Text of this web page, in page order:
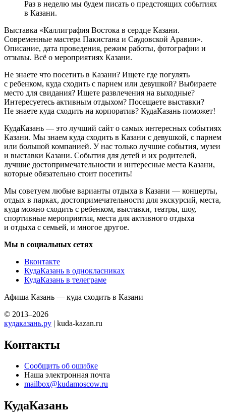
Раз в неделю мы будем писать о предстоящих событиях
в Казани.
Выставка «Каллиграфия Востока в сердце Казани.
Современные мастера Пакистана и Саудовской Аравии».
Описание, дата проведения, режим работы, фотографии и
отзывы. Всё о мероприятиях Казани.
Не знаете что посетить в Казани? Ищете где погулять
с ребенком, куда сходить с парнем или девушкой? Выбираете
место для свидания? Ищете развлечения на выходные?
Интересуетесь активным отдыхом? Посещаете выставки?
Не знаете куда сходить на корпоратив? КудаКазань поможет!
КудаКазань — это лучший сайт о самых интересных событиях
Казани. Мы знаем куда сходить в Казани с девушкой, с парнем
или большой компанией. У нас только лучшие события, музеи
и выставки Казани. События для детей и их родителей,
лучшие достопримечательности и интересные места Казани,
которые обязательно стоит посетить!
Мы советуем любые варианты отдыха в Казани — концерты,
отдых в парках, достопримечательности для экскурсий, места,
куда можно сходить с ребенком, выставки, театры, шоу,
спортивные мероприятия, места для активного отдыха
и отдыха с семьей, и многое другое.
Мы в социальных сетях
Вконтакте
КудаКазань в однокласниках
КудаКазань в телеграме
Афиша Казань — куда сходить в Казани
© 2013–2026
кудаказань.ру | kuda-kazan.ru
Контакты
Сообщить об ошибке
Наша электронная почта
mailbox@kudamoscow.ru
КудаКазань